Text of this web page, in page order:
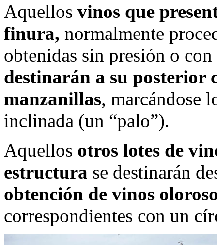
Aquellos vinos que
finura, normalmente
obtenidas sin presión o
destinarán a su posterior
manzanillas, marcándose
inclinada (un “palo”).
Aquellos otros lotes de
estructura se destinarán
obtención de vinos
correspondientes con un